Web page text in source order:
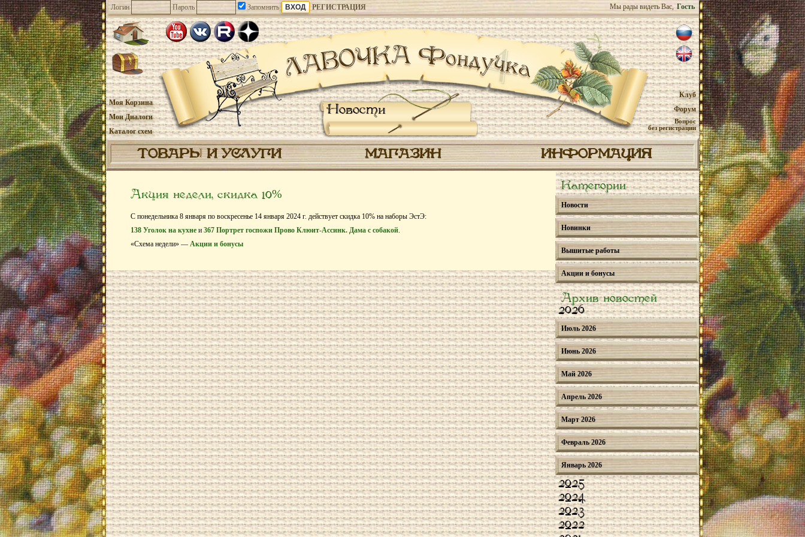
Логин Пароль Запомнить РЕГИСТРАЦИЯ Мы рады видеть Вас, Гость
Новости
Моя Корзина
Мои Диалоги
Каталог схем
Клуб
Форум
Вопрос
без регистрации
ТОВАРЫ И УСЛУГИ МАГАЗИН ИНФОРМАЦИЯ
Акция недели, скидка 10%
С понедельника 8 января по воскресенье 14 января 2024 г. действует скидка 10% на наборы ЭстЭ:
138 Уголок на кухне и 367 Портрет госпожи Прово Клюит-Ассинк. Дама с собакой.
«Схема недели» — Акции и бонусы
Категории
Новости
Новинки
Вышитые работы
Акции и бонусы
Архив новостей
2026
Июль 2026
Июнь 2026
Май 2026
Апрель 2026
Март 2026
Февраль 2026
Январь 2026
2025
2024
2023
2022